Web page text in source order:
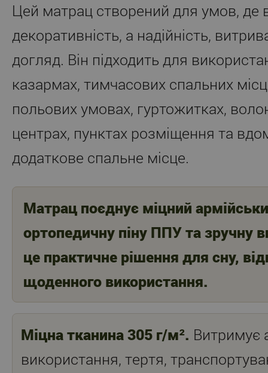
Цей матрац створений для умов, де
декоративність, а надійність,
догляд. Він підходить для
казармах, тимчасових спальних
польових умовах, гуртожитках,
центрах, пунктах розміщення та
додаткове спальне місце.
Матрац поєднує міцний
ортопедичну піну ППУ та зручну
це практичне рішення для сну,
щоденного використання.
Міцна тканина 305 г/м². Витримує
використання, тертя,